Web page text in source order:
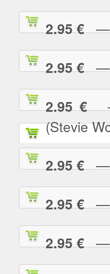
2.95 €—
2.95 €—
2.95 €—
(Stevie
2.95 €—
2.95 €—
2.95 €—